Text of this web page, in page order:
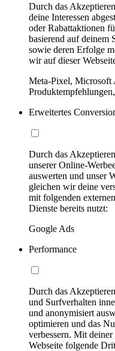
Durch das
deine Interessen
oder Rabattaktionen
basierend auf deinem
sowie deren Erfolge
wir auf dieser
Meta-Pixel, Microsoft
Erweitertes
Durch das
unserer Online-
auswerten und unser
gleichen wir deine
mit folgenden
Dienste bereits nutzt:
Google Ads
Performance
Durch das
und Surfverhalten
und anonymisiert
optimieren und das
verbessern. Mit
Webseite folgende